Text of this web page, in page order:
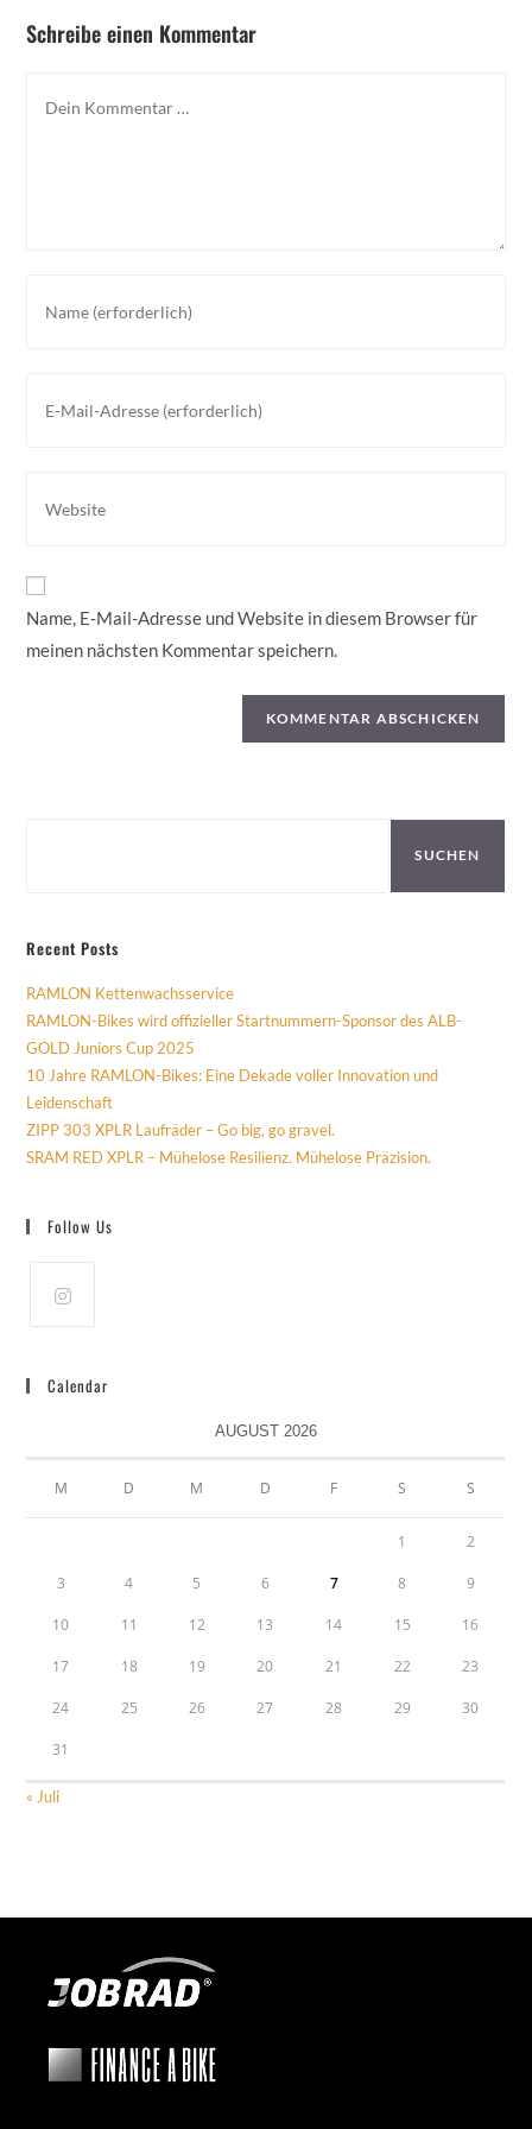
Schreibe einen Kommentar
deinen
Benutzernamen
deine
Adresse
ein
deine
URL
(optional)
Name, E-Mail-Adresse und Website in diesem Browser für
meinen nächsten Kommentar speichern.
SUCHEN
Recent Posts
RAMLON Kettenwachsservice
RAMLON-Bikes wird offizieller Startnummern-Sponsor des ALB-
GOLD Juniors Cup 2025
10 Jahre RAMLON-Bikes: Eine Dekade voller Innovation und
Leidenschaft
ZIPP 303 XPLR Laufräder – Go big, go gravel.
SRAM RED XPLR – Mühelose Resilienz. Mühelose Präzision.
Follow Us
Calendar
AUGUST 2026
M D M D F S S
1 2
3 4 5 6 7 8 9
10 11 12 13 14 15 16
17 18 19 20 21 22 23
24 25 26 27 28 29 30
31
« Juli